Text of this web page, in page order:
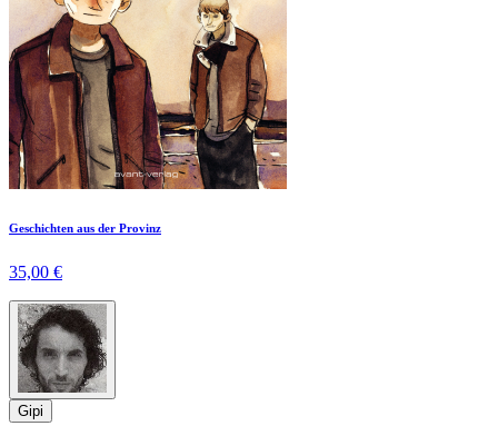
Geschichten aus der Provinz
35,00 €
Gipi